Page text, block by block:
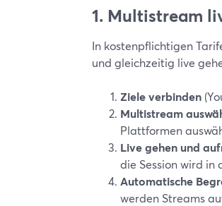
1. Multistream
In kostenpflichtigen
und gleichzeitig live
Ziele verbinden
Multistream
Plattformen
Live gehen und
die Session wird in
Automatische
werden Streams